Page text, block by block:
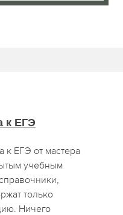
к ЕГЭ
к ЕГЭ от мастера
учебным
только
Ничего